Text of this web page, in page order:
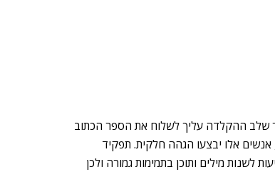
שלב ההקלדה עליך לשלוח את הספר הכתוב
אנשים אלו יבצעו הגהה חלקית. תפקיד
לשנות מילים ותוכן בתמימות גמורה ולכן